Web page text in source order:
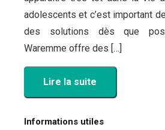
adolescents et c’est important
des solutions dès que
Waremme offre des […]
Lire la suite
Informations utiles